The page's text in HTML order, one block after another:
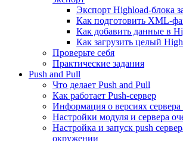
Экспорт Highload-блока
Как подготовить XML-
Как добавить данные в
Как загрузить целый
Проверьте себя
Практические задания
Push and Pull
Что делает Push and Pull
Как работает Push-сервер
Информация о версиях сервера
Настройки модуля и сервера
Настройка и запуск push
окружении